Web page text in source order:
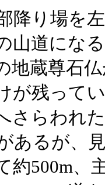
降り場を
山道にな
地蔵尊石
が残って
さらわれ
あるが、
約500m、